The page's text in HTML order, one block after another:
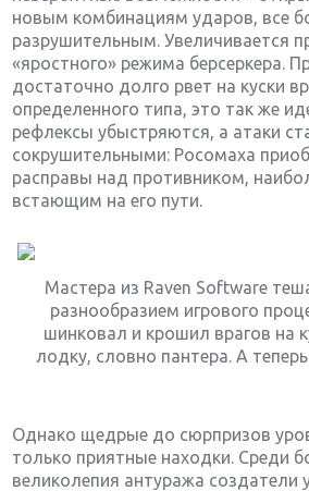
новым комбинациям ударов, все
разрушительным. Увеличивается
«яростного» режима берсеркера.
достаточно долго рвет на куски
определенного типа, это так же
рефлексы убыстряются, а атаки
сокрушительными: Росомаха
расправы над противником,
встающим на его пути.
Мастера из Raven Software
разнообразием игрового
шинковал и крошил врагов на
лодку, словно пантера. А
Однако щедрые до сюрпризов
только приятные находки. Среди
великолепия антуража создатели